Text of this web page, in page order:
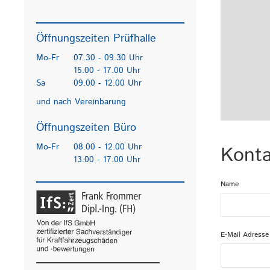
Name
E-Mail Adresse
Öffnungszeiten Prüfhalle
Mo-Fr
07.30 - 09.30 Uhr
15.00 - 17.00 Uhr
Sa
09.00 - 12.00 Uhr
und nach Vereinbarung
Öffnungszeiten Büro
Mo-Fr
08.00 - 12.00 Uhr
13.00 - 17.00 Uhr